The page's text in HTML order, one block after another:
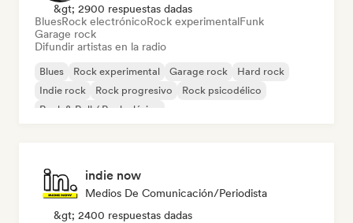
&gt; 2900 respuestas dadas
BluesRock electrónicoRock experimentalFunk
Garage rock
Difundir artistas en la radio
Blues Rock experimental Garage rock
Hard rock
Indie rock
Rock progresivo
Rock psicodélico
Rock & Roll / Rock clásico
indie now
Medios De Comunicación/Periodista
&gt; 2400 respuestas dadas